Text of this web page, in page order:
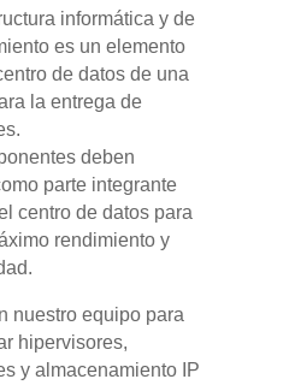
informática y de
es un elemento
de datos de una
la entrega de
deben
parte integrante
centro de datos para
rendimiento y
nuestro equipo para
hipervisores,
y almacenamiento IP